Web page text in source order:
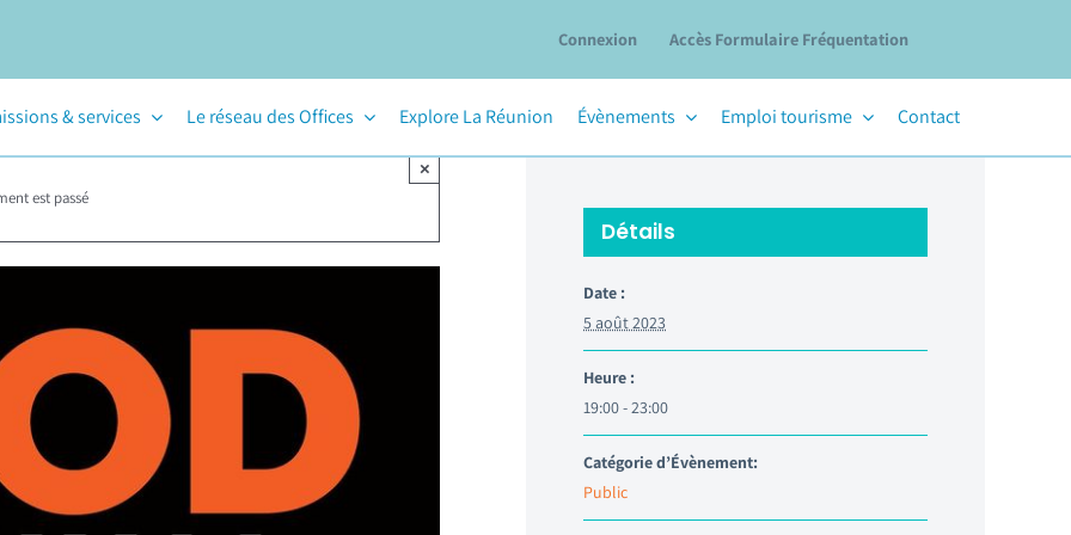
Connexion Accès Formulaire Fréquentation
& services Le réseau des Offices Explore La Réunion Évènements Emploi tourisme Contact
est passé
×
Détails
Date :
5 août 2023
Heure :
19:00 - 23:00
Catégorie d’Évènement:
Public